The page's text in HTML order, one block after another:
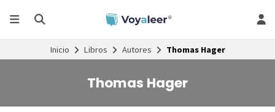
Inicio Libros Autores Thomas Hager
Thomas Hager